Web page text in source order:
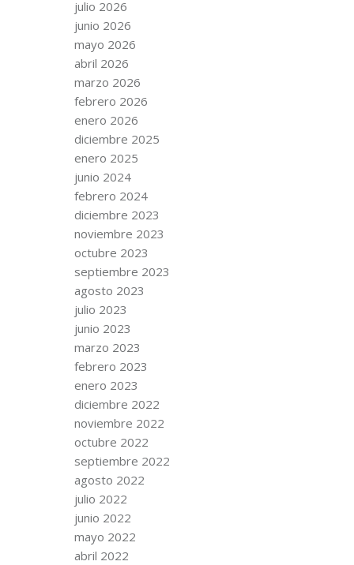
julio 2026
junio 2026
mayo 2026
abril 2026
marzo 2026
febrero 2026
enero 2026
diciembre 2025
enero 2025
junio 2024
febrero 2024
diciembre 2023
noviembre 2023
octubre 2023
septiembre 2023
agosto 2023
julio 2023
junio 2023
marzo 2023
febrero 2023
enero 2023
diciembre 2022
noviembre 2022
octubre 2022
septiembre 2022
agosto 2022
julio 2022
junio 2022
mayo 2022
abril 2022